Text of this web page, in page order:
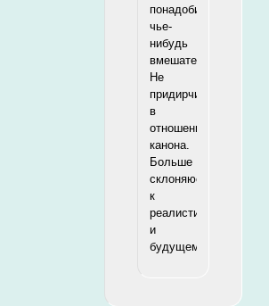
понадобится
чье-
нибудь
вмешательство.
Не
придирчив
в
отношении
канона.
Больше
склоняюсь
к
реалистичности
и
будущему.